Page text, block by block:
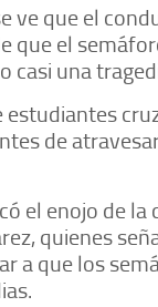
ve que el
que el
casi una
estudiantes
de
el enojo de la
quienes
a que los